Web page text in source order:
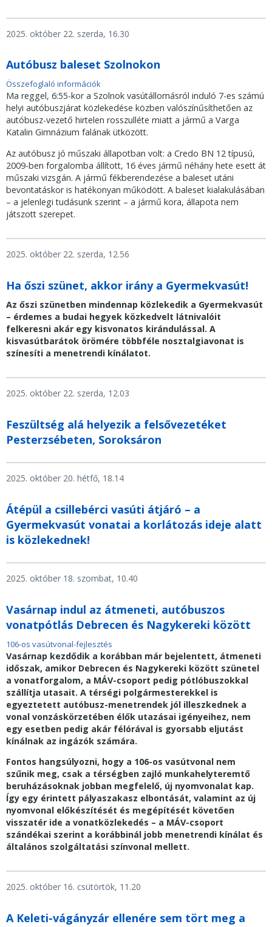
2025. október 22. szerda, 16.30
Autóbusz baleset Szolnokon
Összefoglaló információk
Ma reggel, 6:55-kor a Szolnok vasútállomásról induló 7-es számú
helyi autóbuszjárat közlekedése közben valószínűsíthetően az
autóbusz-vezető hirtelen rosszulléte miatt a jármű a Varga
Katalin Gimnázium falának ütközött.
Az autóbusz jó műszaki állapotban volt: a Credo BN 12 típusú,
2009-ben forgalomba állított, 16 éves jármű néhány hete esett át
műszaki vizsgán. A jármű fékberendezése a baleset utáni
bevontatáskor is hatékonyan működött. A baleset kialakulásában
– a jelenlegi tudásunk szerint – a jármű kora, állapota nem
játszott szerepet.
2025. október 22. szerda, 12.56
Ha őszi szünet, akkor irány a Gyermekvasút!
Az őszi szünetben mindennap közlekedik a Gyermekvasút
– érdemes a budai hegyek közkedvelt látnivalóit
felkeresni akár egy kisvonatos kirándulással. A
kisvasútbarátok örömére többféle nosztalgiavonat is
színesíti a menetrendi kínálatot.
2025. október 22. szerda, 12.03
Feszültség alá helyezik a felsővezetéket
Pesterzsébeten, Soroksáron
2025. október 20. hétfő, 18.14
Átépül a csillebérci vasúti átjáró – a
Gyermekvasút vonatai a korlátozás ideje alatt
is közlekednek!
2025. október 18. szombat, 10.40
Vasárnap indul az átmeneti, autóbuszos
vonatpótlás Debrecen és Nagykereki között
106-os vasútvonal-fejlesztés
Vasárnap kezdődik a korábban már bejelentett, átmeneti
időszak, amikor Debrecen és Nagykereki között szünetel
a vonatforgalom, a MÁV-csoport pedig pótlóbuszokkal
szállítja utasait. A térségi polgármesterekkel is
egyeztetett autóbusz-menetrendek jól illeszkednek a
vonal vonzáskörzetében élők utazásai igényeihez, nem
egy esetben pedig akár félórával is gyorsabb eljutást
kínálnak az ingázók számára.
Fontos hangsúlyozni, hogy a 106-os vasútvonal nem
szűnik meg, csak a térségben zajló munkahelyteremtő
beruházásoknak jobban megfelelő, új nyomvonalat kap.
Így egy érintett pályaszakasz elbontását, valamint az új
nyomvonal előkészítését és megépítését követően
visszatér ide a vonatközlekedés – a MÁV-csoport
szándékai szerint a korábbinál jobb menetrendi kínálat és
általános szolgáltatási színvonal mellett.
2025. október 16. csütörtök, 11.20
A Keleti-vágányzár ellenére sem tört meg a